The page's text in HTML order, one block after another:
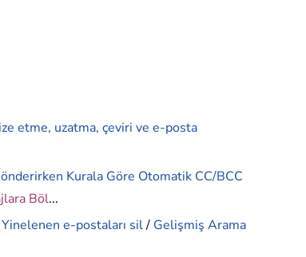
etme, uzatma, çeviri ve e-posta
Kurala Göre Otomatik CC/BCC
Böl...
Yinelenen e-postaları sil/ Gelişmiş Arama